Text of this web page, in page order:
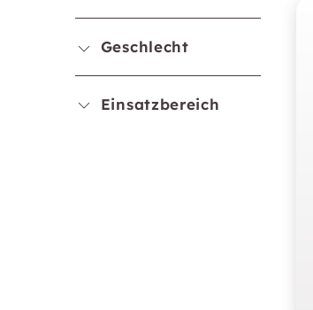
Geschlecht
Einsatzbereich